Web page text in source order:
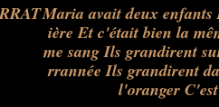
Maria avait deux
ière Et c'était bien la
me sang Ils grandirent
rrannée Ils grandirent
l'oranger